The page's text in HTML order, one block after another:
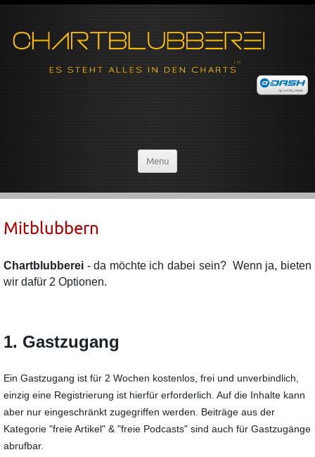
Menu
Mitblubbern
Chartblubberei - da möchte ich dabei sein? Wenn ja, bieten
wir dafür 2 Optionen.
1. Gastzugang
Ein Gastzugang ist für 2 Wochen kostenlos, frei und unverbindlich,
einzig eine Registrierung ist hierfür erforderlich. Auf die Inhalte kann
aber nur eingeschränkt zugegriffen werden. Beiträge aus der
Kategorie "freie Artikel" & "freie Podcasts" sind auch für Gastzugänge
abrufbar.